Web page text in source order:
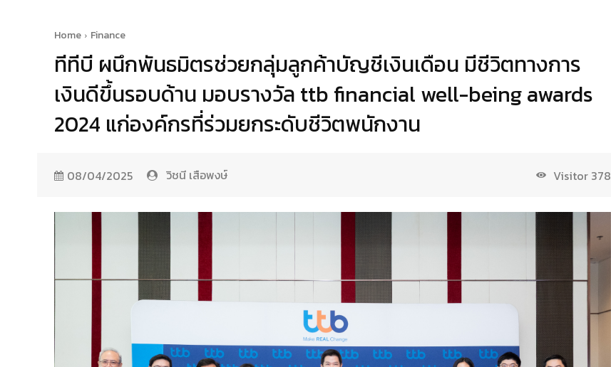
Home Finance
ทีทีบี ผนึกพันธมิตรช่วยกลุ่มลูกค้าบัญชีเงินเดือน มีชีวิตทางการ
เงินดีขึ้นรอบด้าน มอบรางวัล ttb financial well-being awards
2024 แก่องค์กรที่ร่วมยกระดับชีวิตพนักงาน
08/04/2025 วิชนี เสือพงษ์ Visitor 378